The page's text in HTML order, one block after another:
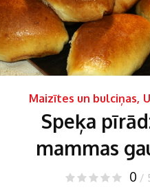
Maizītes un bulciņas,
Speķa
mammas
0 /